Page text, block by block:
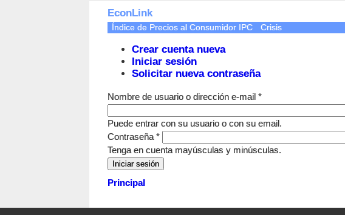
EconLink
Crear cuenta nueva
Iniciar sesión
Solicitar nueva contraseña
Índice de Precios al Consumidor IPC Crisis
Nombre de usuario o dirección e-mail *
Puede entrar con su usuario o con su email.
Contraseña *
Tenga en cuenta mayúsculas y minúsculas.
Principal